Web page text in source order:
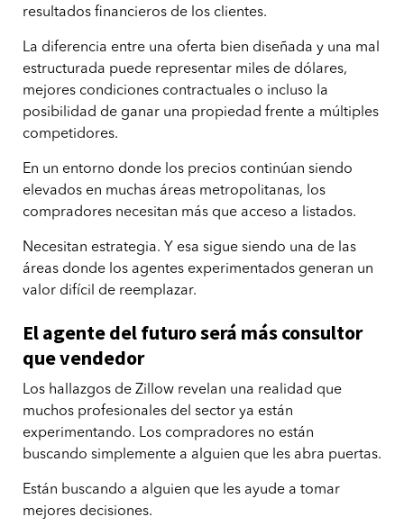
resultados financieros de los clientes.
La diferencia entre una oferta bien diseñada y una mal
estructurada puede representar miles de dólares,
mejores condiciones contractuales o incluso la
posibilidad de ganar una propiedad frente a múltiples
competidores.
En un entorno donde los precios continúan siendo
elevados en muchas áreas metropolitanas, los
compradores necesitan más que acceso a listados.
Necesitan estrategia. Y esa sigue siendo una de las
áreas donde los agentes experimentados generan un
valor difícil de reemplazar.
El agente del futuro será más consultor
que vendedor
Los hallazgos de Zillow revelan una realidad que
muchos profesionales del sector ya están
experimentando. Los compradores no están
buscando simplemente a alguien que les abra puertas.
Están buscando a alguien que les ayude a tomar
mejores decisiones.